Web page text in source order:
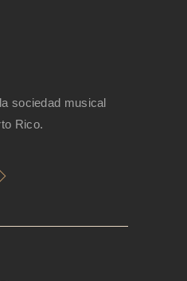
sociedad musical
Rico.